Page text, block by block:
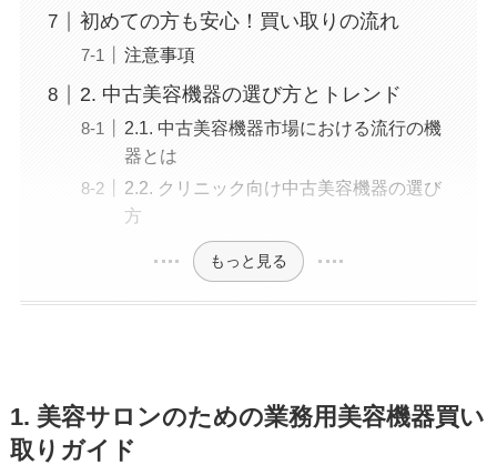
初めての方も安心！買い取りの流れ
注意事項
2. 中古美容機器の選び方とトレンド
2.1. 中古美容機器市場における流行の機
器とは
2.2. クリニック向け中古美容機器の選び
方
もっと見る
1. 美容サロンのための業務用美容機器買い
取りガイド